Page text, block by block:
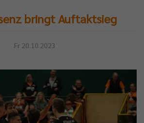
bringt Auftaktsieg
Fr 20.10.2023